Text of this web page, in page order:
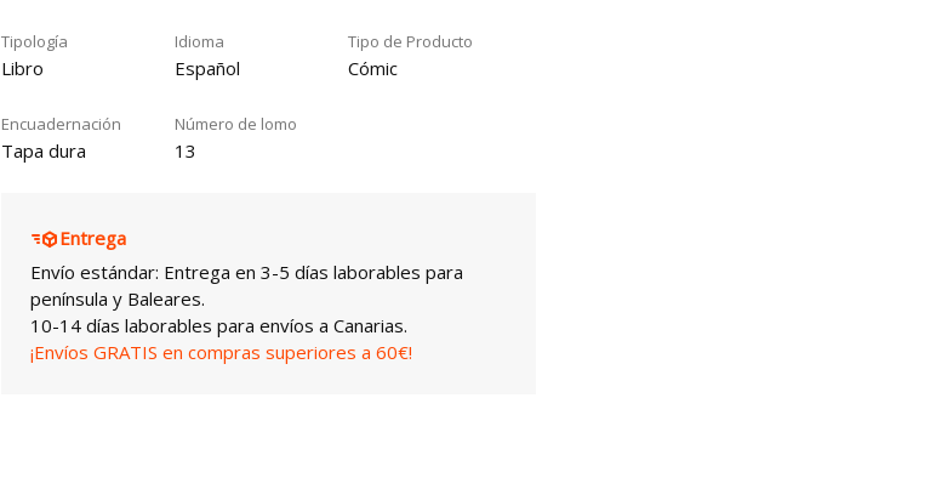
Tipología
Libro
Idioma
Español
Tipo de Producto
Cómic
Encuadernación
Tapa dura
Número de lomo
13
Entrega
Envío estándar: Entrega en 3-5 días laborables para
península y Baleares.
10-14 días laborables para envíos a Canarias.
¡Envíos GRATIS en compras superiores a 60€!